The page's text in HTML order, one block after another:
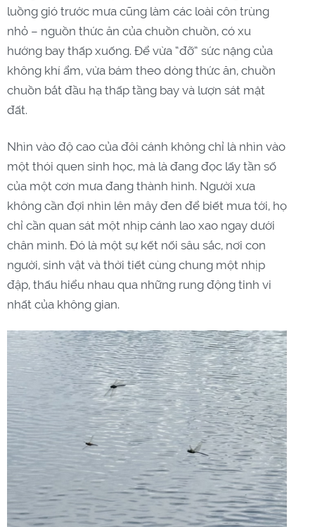
luồng gió trước mưa cũng làm các loài côn trùng
nhỏ – nguồn thức ăn của chuồn chuồn, có xu
hướng bay thấp xuống. Để vừa “đỡ” sức nặng của
không khí ẩm, vừa bám theo dòng thức ăn, chuồn
chuồn bắt đầu hạ thấp tầng bay và lượn sát mặt
đất.
Nhìn vào độ cao của đôi cánh không chỉ là nhìn vào
một thói quen sinh học, mà là đang đọc lấy tần số
của một cơn mưa đang thành hình. Người xưa
không cần đợi nhìn lên mây đen để biết mưa tới, họ
chỉ cần quan sát một nhịp cánh lao xao ngay dưới
chân mình. Đó là một sự kết nối sâu sắc, nơi con
người, sinh vật và thời tiết cùng chung một nhịp
đập, thấu hiểu nhau qua những rung động tinh vi
nhất của không gian.